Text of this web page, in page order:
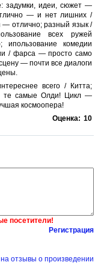
задумки, идеи, сюжет —
— и нет лишних /
— отлично; разный язык /
всех ружей
комедии
/ фарса — просто само
— почти все диалоги
всего / Китта;
те самые Олди! Цикл —
космоопера!
Оценка: 10
посетители!
Регистрация
отзывы о произведении